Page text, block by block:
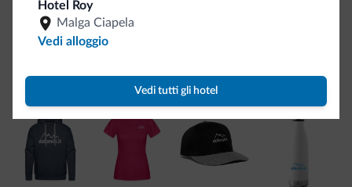
Hotel Roy
Malga Ciapela
Vedi alloggio
Vedi tutti gli hotel
Be Original, scopri la nuova collezione
Dolomiti.it!